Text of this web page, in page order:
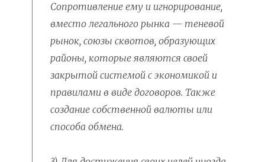
Сопротивление ему и игнорирование,
вместо легального рынка — теневой
рынок, союзы сквотов, образующих
районы, которые являются своей
закрытой системой с экономикой и
правилами в виде договоров. Также
создание собственной валюты или
способа обмена.